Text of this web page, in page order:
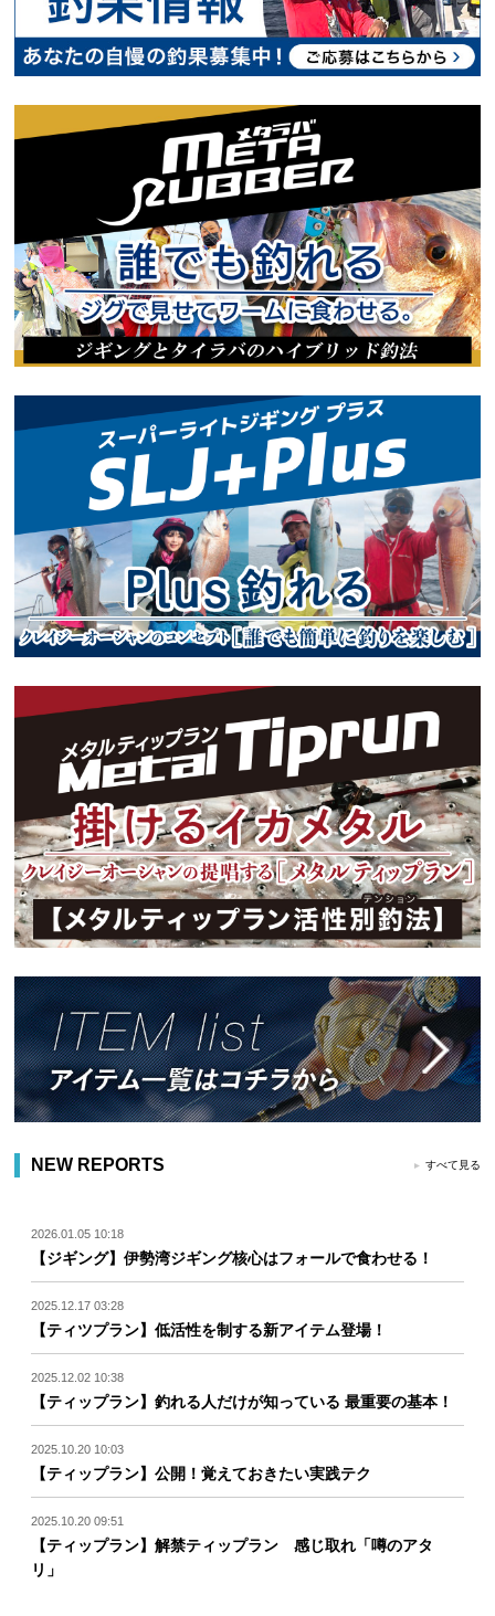
NEW REPORTS すべて見る
2026.01.05 10:18
【ジギング】伊勢湾ジギング核心はフォールで食わせる！
2025.12.17 03:28
【ティツプラン】低活性を制する新アイテム登場！
2025.12.02 10:38
【ティップラン】釣れる人だけが知っている 最重要の基本！
2025.10.20 10:03
【ティップラン】公開！覚えておきたい実践テク
2025.10.20 09:51
【ティップラン】解禁ティップラン 感じ取れ「噂のアタ
リ」